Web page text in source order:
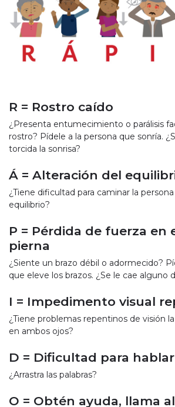
R = Rostro caído
¿Presenta entumecimiento o parálisis
rostro? Pídele a la persona que sonría.
torcida la sonrisa?
Á = Alteración del
¿Tiene dificultad para caminar la
equilibrio?
P = Pérdida de fuerza en
pierna
¿Siente un brazo débil o adormecido?
que eleve los brazos. ¿Se le cae alguno
I = Impedimento visual
¿Tiene problemas repentinos de visión
en ambos ojos?
D = Dificultad para hablar
¿Arrastra las palabras?
O = Obtén ayuda, llama al